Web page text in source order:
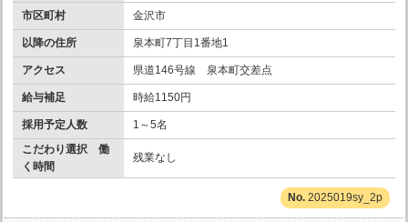
市区町村 金沢市
以降の住所 泉本町7丁目1番地1
アクセス 県道146号線 泉本町交差点
給与補足 時給1150円
採用予定人数
1～5名
こだわり選択 働
く時間
残業なし
2025019sy_2p